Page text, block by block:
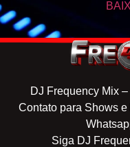
DJ Frequency Mix
Contato para Shows
Siga DJ